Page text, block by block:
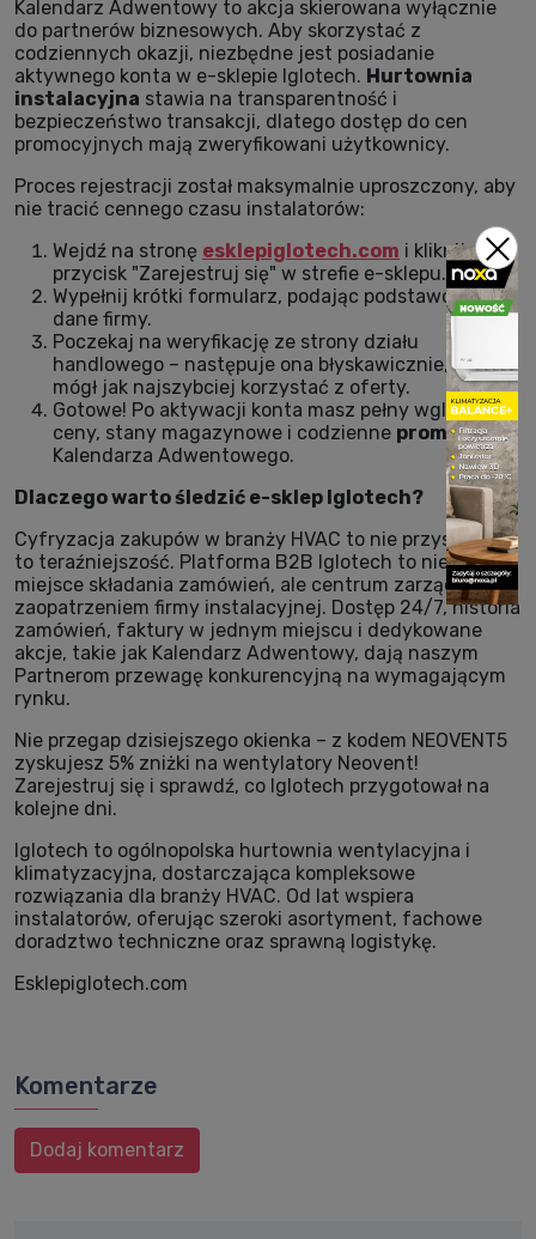
Kalendarz Adwentowy to akcja skierowana wyłącznie
do partnerów biznesowych. Aby skorzystać z
codziennych okazji, niezbędne jest posiadanie
aktywnego konta w e-sklepie Iglotech. Hurtownia
instalacyjna stawia na transparentność i
bezpieczeństwo transakcji, dlatego dostęp do cen
promocyjnych mają zweryfikowani użytkownicy.
Proces rejestracji został maksymalnie uproszczony, aby
nie tracić cennego czasu instalatorów:
Wejdź na stronę esklepiglotech.com i kliknij
przycisk "Zarejestruj się" w strefie e-sklepu.
Wypełnij krótki formularz, podając podstawowe
dane firmy.
Poczekaj na weryfikację ze strony działu
handlowego – następuje ona błyskawicznie, abyś
mógł jak najszybciej korzystać z oferty.
Gotowe! Po aktywacji konta masz pełny wgląd w
ceny, stany magazynowe i codzienne promocjez
Kalendarza Adwentowego.
Dlaczego warto śledzić e-sklep Iglotech?
Cyfryzacja zakupów w branży HVAC to nie przyszłość,
to teraźniejszość. Platforma B2B Iglotech to nie tylko
miejsce składania zamówień, ale centrum zarządzania
zaopatrzeniem firmy instalacyjnej. Dostęp 24/7, historia
zamówień, faktury w jednym miejscu i dedykowane
akcje, takie jak Kalendarz Adwentowy, dają naszym
Partnerom przewagę konkurencyjną na wymagającym
rynku.
Nie przegap dzisiejszego okienka – z kodem NEOVENT5
zyskujesz 5% zniżki na wentylatory Neovent!
Zarejestruj się i sprawdź, co Iglotech przygotował na
kolejne dni.
Iglotech to ogólnopolska hurtownia wentylacyjna i
klimatyzacyjna, dostarczająca kompleksowe
rozwiązania dla branży HVAC. Od lat wspiera
instalatorów, oferując szeroki asortyment, fachowe
doradztwo techniczne oraz sprawną logistykę.
Esklepiglotech.com
Komentarze
Dodaj komentarz